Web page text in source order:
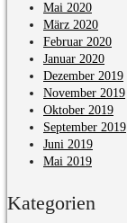
Mai 2020
März 2020
Februar 2020
Januar 2020
Dezember 2019
November 2019
Oktober 2019
September 2019
Juni 2019
Mai 2019
Kategorien